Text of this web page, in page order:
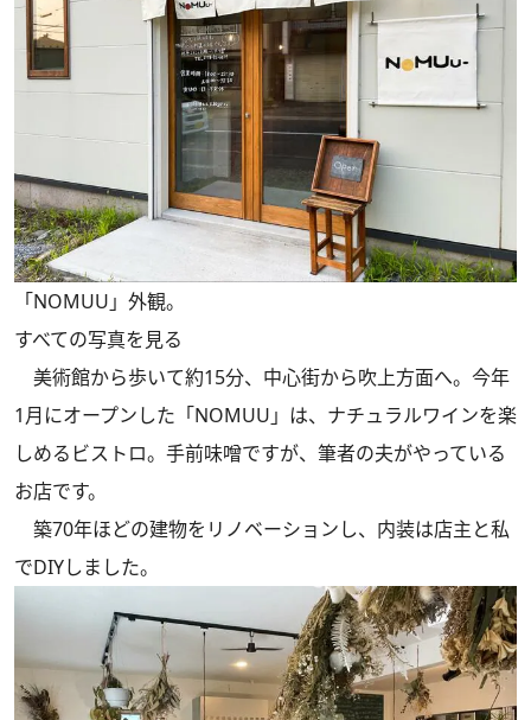
「NOMUU」外観。
すべての写真を見る
美術館から歩いて約15分、中心街から吹上方面へ。今年
1月にオープンした「NOMUU」は、ナチュラルワインを楽
しめるビストロ。手前味噌ですが、筆者の夫がやっている
お店です。
築70年ほどの建物をリノベーションし、内装は店主と私
でDIYしました。